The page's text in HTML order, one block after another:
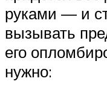
руками — и
вызывать
его
нужно: